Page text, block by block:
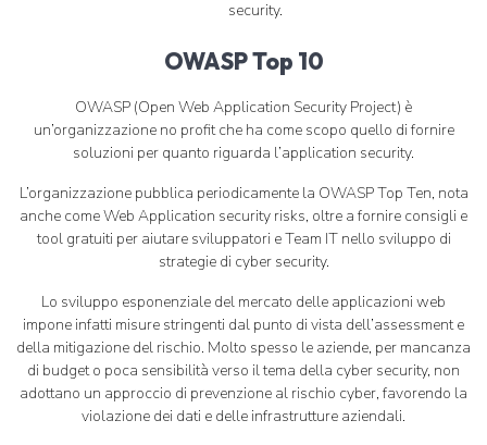
security.
OWASP Top 10
OWASP (Open Web Application Security Project) è
un’organizzazione no profit che ha come scopo quello di fornire
soluzioni per quanto riguarda l’application security.
L’organizzazione pubblica periodicamente la OWASP Top Ten, nota
anche come Web Application security risks, oltre a fornire consigli e
tool gratuiti per aiutare sviluppatori e Team IT nello sviluppo di
strategie di cyber security.
Lo sviluppo esponenziale del mercato delle applicazioni web
impone infatti misure stringenti dal punto di vista dell’assessment e
della mitigazione del rischio. Molto spesso le aziende, per mancanza
di budget o poca sensibilità verso il tema della cyber security, non
adottano un approccio di prevenzione al rischio cyber, favorendo la
violazione dei dati e delle infrastrutture aziendali.